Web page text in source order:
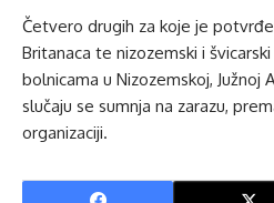
Četvero drugih za koje je
Britanaca te nizozemski i
bolnicama u Nizozemskoj, Južnoj
slučaju se sumnja na zarazu,
organizaciji.